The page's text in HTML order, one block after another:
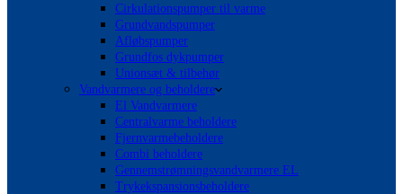
Cirkulationspumper til varme
Grundvandspumper
Afløbspumper
Grundfos dykpumper
Unionsæt & tilbehør
Vandvarmere og beholdere
El Vandvarmere
Centralvarme beholdere
Fjernvarmebeholdere
Combi beholdere
Gennemstrømningsvandvarmere EL
Trykekspansionsbeholdere